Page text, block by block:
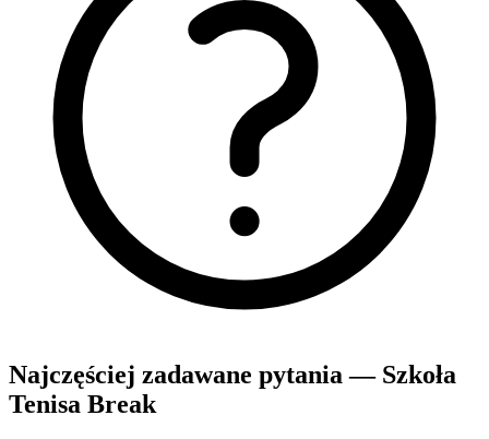
Najczęściej zadawane pytania — Szkoła
Tenisa Break